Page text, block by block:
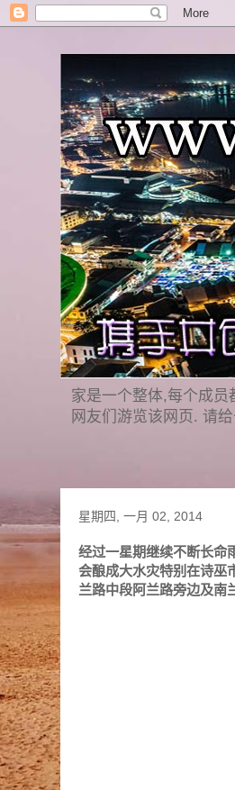
家是一个整体,每个成
网友们游览该网页. 请
星期四, 一月 02, 2014
经过一星期继续不断长命
会酿成大水灾特别在诗巫
兰路中段阿兰路旁边及南